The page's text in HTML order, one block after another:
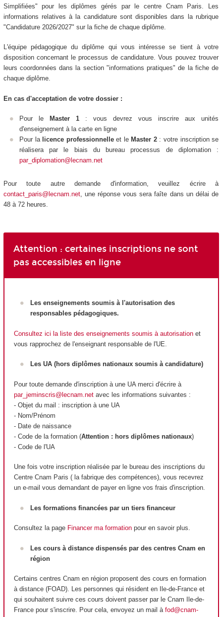
Simplifiées" pour les diplômes gérés par le centre Cnam Paris. Les
informations relatives à la candidature sont disponibles dans la rubrique
"Candidature 2026/2027" sur la fiche de chaque diplôme.
L'équipe pédagogique du diplôme qui vous intéresse se tient à votre
disposition concernant le processus de candidature. Vous pouvez trouver
leurs coordonnées dans la section "informations pratiques" de la fiche de
chaque diplôme.
En cas d'acceptation de votre dossier :
Pour le Master 1 : vous devrez vous inscrire aux unités
d'enseignement à la carte en ligne
Pour la licence professionnelleet le Master 2: votre inscription se
réalisera par le biais du bureau processus de diplomation :
par_diplomation@lecnam.net
Pour toute autre demande d'information, veuillez écrire à
contact_paris@lecnam.net, une réponse vous sera faîte dans un délai de
48 à 72 heures.
Attention : certaines inscriptions ne sont
pas accessibles en ligne
Les enseignements soumis à l'autorisation des
responsables pédagogiques.
Consultez ici la liste des enseignements soumis à autorisation et
vous rapprochez de l'enseignant responsable de l'UE.
Les UA(hors diplômes nationauxsoumis à candidature)
Pour toute demande d'inscription à une UA merci d'écrire à
par_jeminscris@lecnam.net avec les informations suivantes :
- Objet du mail : inscription à une UA
- Nom/Prénom
- Date de naissance
- Code de la formation (Attention : hors diplômes nationaux)
- Code de l'UA
Une fois votre inscription réalisée par le bureau des inscriptions du
Centre Cnam Paris ( la fabrique des compétences), vous recevrez
un e-mail vous demandant de payer en ligne vos frais d'inscription.
Les formations financées par un tiers financeur
Consultez la page Financer ma formation pour en savoir plus.
Les cours à distance dispensés par des centres Cnam en
région
Certains centres Cnam en région proposent des cours en formation
à distance (FOAD). Les personnes qui résident en Ile-de-France et
qui souhaitent suivre ces cours doivent passer par le Cnam Ile-de-
France pour s'inscrire. Pour cela, envoyez un mail à fod@cnam-